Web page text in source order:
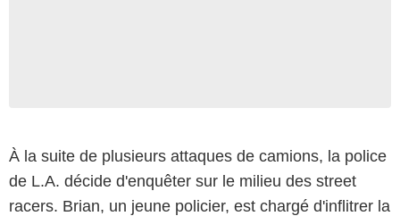
À la suite de plusieurs attaques de camions, la police
de L.A. décide d'enquêter sur le milieu des street
racers. Brian, un jeune policier, est chargé d'inflitrer la